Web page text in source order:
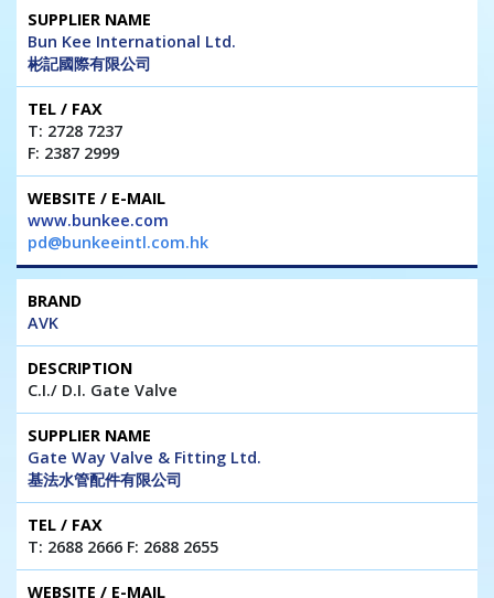
Bun Kee International Ltd.
彬記國際有限公司
T: 2728 7237
F: 2387 2999
www.bunkee.com
pd@bunkeeintl.com.hk
AVK
C.I./ D.I. Gate Valve
Gate Way Valve & Fitting Ltd.
基法水管配件有限公司
T: 2688 2666 F: 2688 2655